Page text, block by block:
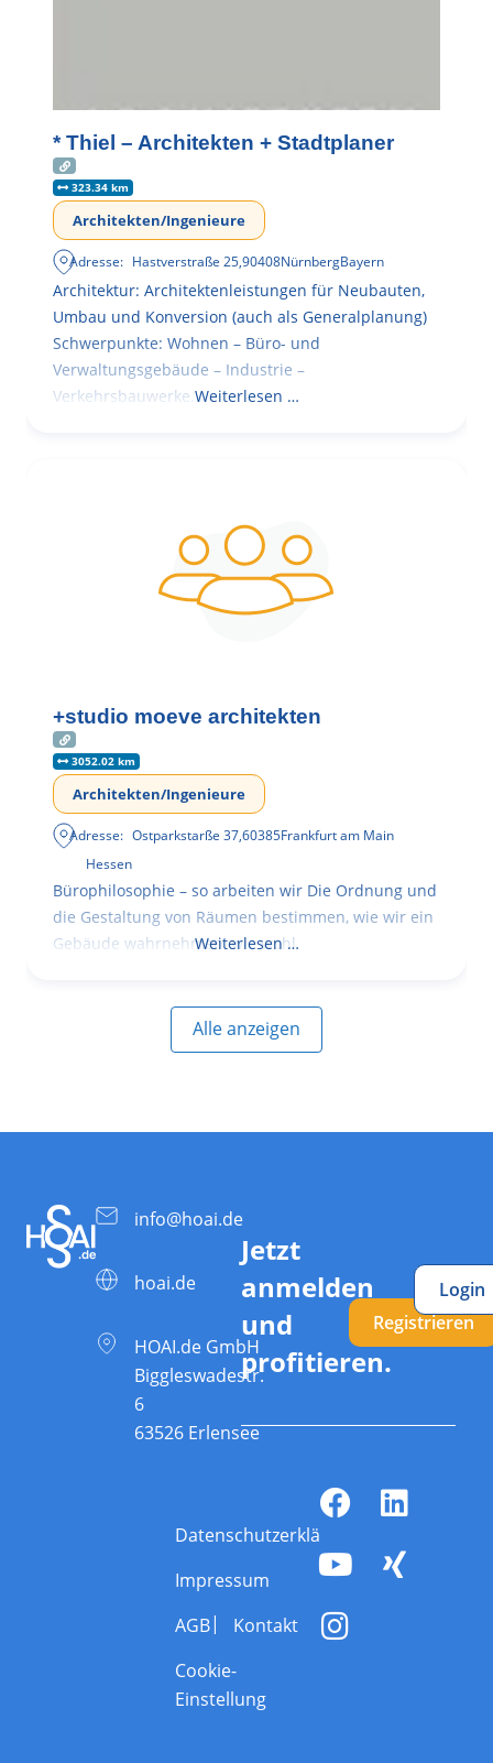
* Thiel – Architekten + Stadtplaner
323.34 km
Architekten/Ingenieure
Adresse: Hastverstraße 25,90408NürnbergBayern
Architektur: Architektenleistungen für Neubauten,
Umbau und Konversion (auch als Generalplanung)
Schwerpunkte: Wohnen – Büro- und
Verwaltungsgebäude – Industrie –
Verkehrsbauwerke. Weiterlesen …
+studio moeve architekten
3052.02 km
Architekten/Ingenieure
Adresse: Ostparkstarße 37,60385Frankfurt am Main
Hessen
Bürophilosophie – so arbeiten wir Die Ordnung und
die Gestaltung von Räumen bestimmen, wie wir ein
Gebäude wahrnehmen, wie wohl
Weiterlesen …
Alle anzeigen
info@hoai.de
hoai.de
HOAI.de GmbH
Biggleswadestr.
6
63526 Erlensee
Jetzt
anmelden
und
profitieren.
Registrieren
Login
Datenschutzerklärung
Impressum
AGB
Kontakt
Cookie-
Einstellung